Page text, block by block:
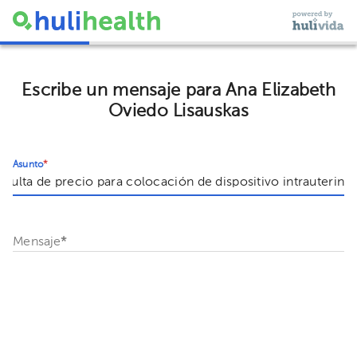
Escribe un mensaje para Ana Elizabeth
Oviedo Lisauskas
Asunto*
Mensaje*